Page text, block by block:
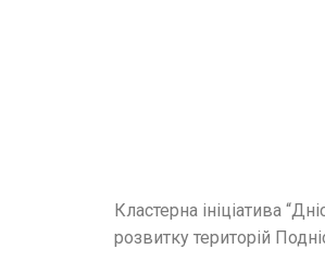
Кластерна ініціатива
розвитку територій